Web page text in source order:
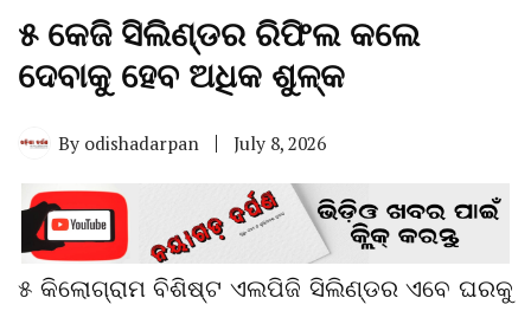
୫ କେଜି ସିଲିଣ୍ଡର ରିଫିଲ କଲେ
ଦେବାକୁ ହେବ ଅଧିକ ଶୁଳ୍କ
By odishadarpan July 8, 2026
୫ କିଲୋଗ୍ରାମ ବିଶିଷ୍ଟ ଏଲପିଜି ସିଲିଣ୍ଡର ଏବେ ଘରକୁ